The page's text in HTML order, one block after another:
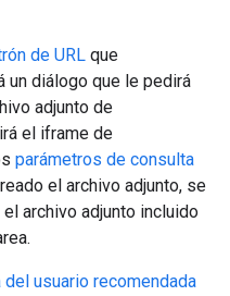
de URL que
un diálogo que le pedirá
adjunto de
el iframe de
parámetros de consulta
el archivo adjunto, se
archivo adjunto incluido
usuario recomendada